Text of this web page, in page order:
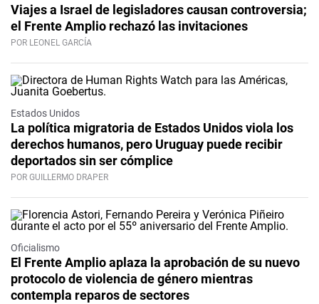
Viajes a Israel de legisladores causan controversia;
el Frente Amplio rechazó las invitaciones
POR LEONEL GARCÍA
Estados Unidos
La política migratoria de Estados Unidos viola los
derechos humanos, pero Uruguay puede recibir
deportados sin ser cómplice
POR GUILLERMO DRAPER
Oficialismo
El Frente Amplio aplaza la aprobación de su nuevo
protocolo de violencia de género mientras
contempla reparos de sectores